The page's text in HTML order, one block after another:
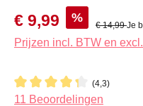
Verkoopprijs:
€ 9,99 % Normale
€ 14,99Je
Prijzen incl. BTW en
(4,3)
Gemiddelde waardering
11 Beoordelingen